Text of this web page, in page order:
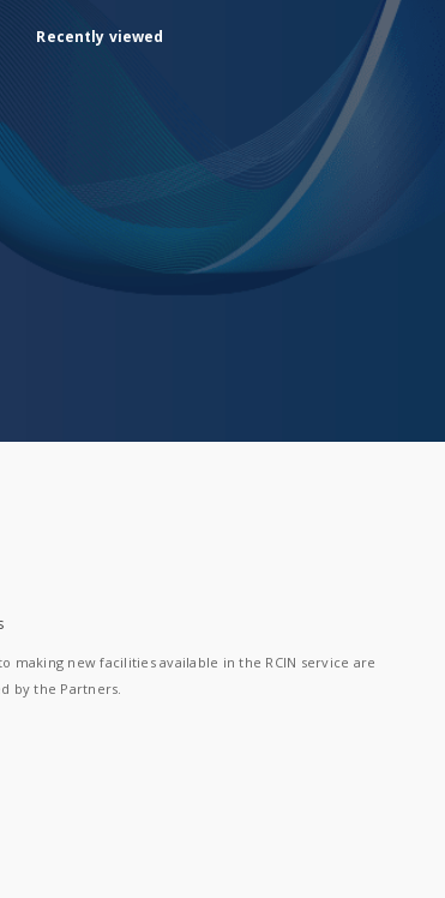
Recently viewed
making new facilities available in the RCIN service are
by the Partners.